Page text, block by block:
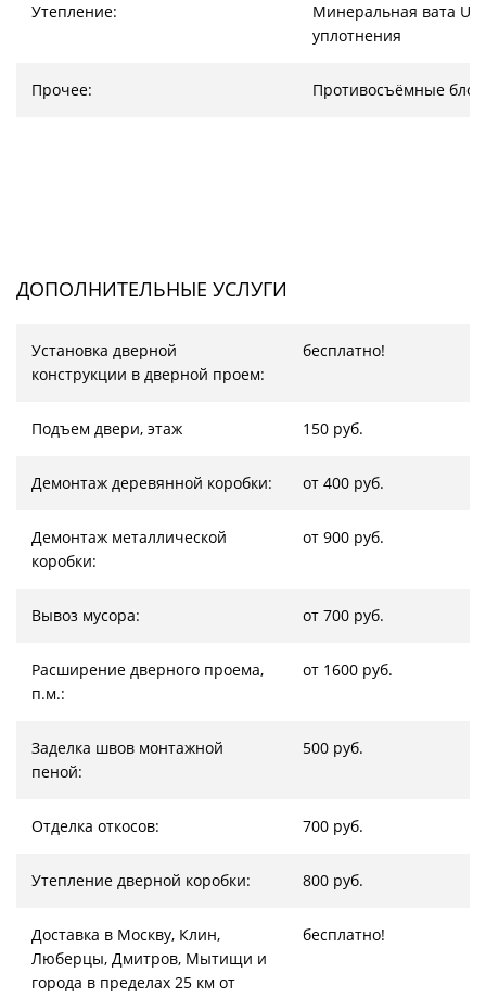
Утепление:
Минеральная вата
уплотнения
Прочее: Противосъёмные
ДОПОЛНИТЕЛЬНЫЕ УСЛУГИ
Установка дверной
конструкции в дверной проем:
бесплатно!
Подъем двери, этаж 150 руб.
Демонтаж деревянной коробки: от 400 руб.
Демонтаж металлической
коробки:
от 900 руб.
Вывоз мусора: от 700 руб.
Расширение дверного проема,
п.м.:
от 1600 руб.
Заделка швов монтажной
пеной:
500 руб.
Отделка откосов: 700 руб.
Утепление дверной коробки: 800 руб.
Доставка в Москву, Клин,
Люберцы, Дмитров, Мытищи и
города в пределах 25 км от
бесплатно!